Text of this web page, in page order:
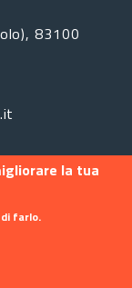
83100
la tua
farlo.